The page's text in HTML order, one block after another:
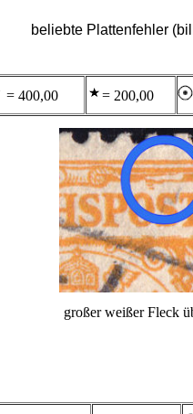
beliebte Plattenfehler
= 400,00 = 200,00
großer weißer Fleck